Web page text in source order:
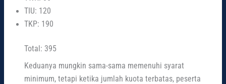
TIU: 120
TKP: 190
Total: 395
Keduanya mungkin sama-sama memenuhi syarat
minimum, tetapi ketika jumlah kuota terbatas, peserta